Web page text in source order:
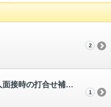
2
預り金・回収金精算書(管財人面接時の打合せ補充メモ）
1